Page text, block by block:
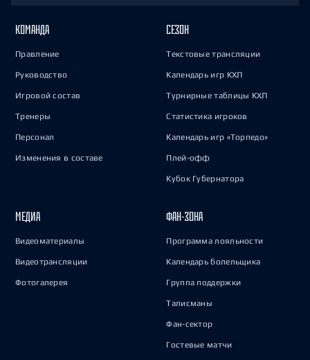
КОМАНДА
Правление
Руководство
Игровой состав
Тренеры
Персонал
Изменения в составе
СЕЗОН
Текстовые трансляции
Календарь игр КХЛ
Турнирные таблицы КХЛ
Статистика игроков
Календарь игр «Торпедо»
Плей-офф
Кубок Губернатора
МЕДИА
Видеоматериалы
Видеотрансляции
Фотогалерея
ФАН-ЗОНА
Программа лояльности
Календарь болельщика
Группа поддержки
Талисманы
Фан-сектор
Гостевые матчи